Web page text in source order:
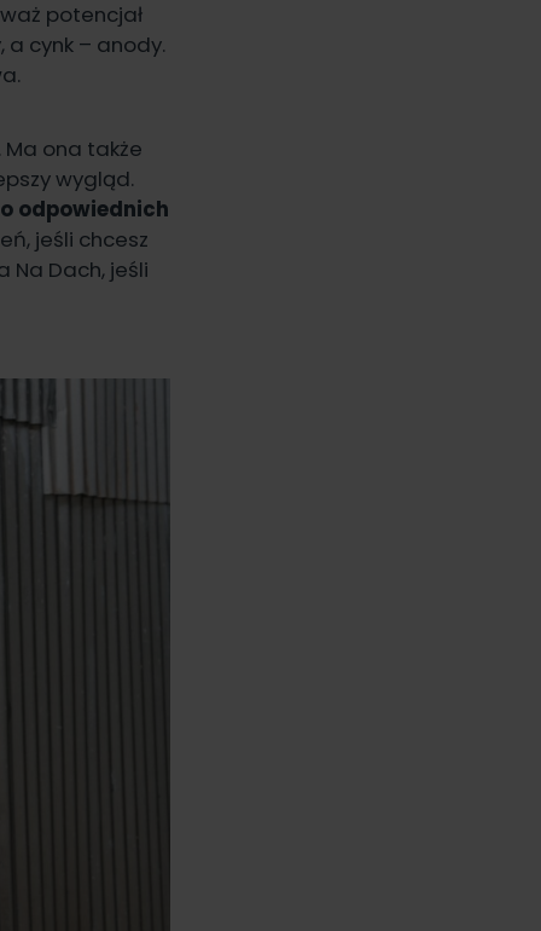
potencjał
a cynk – anody.
Ma ona także
wygląd.
odpowiednich
, jeśli chcesz
Na Dach, jeśli